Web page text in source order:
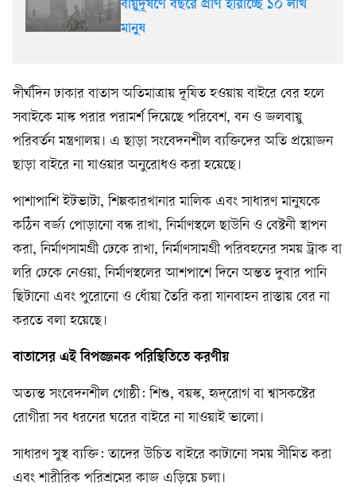
বায়ুদূষণে বছরে প্রাণ হারাচ্ছে ১০ লাখ
মানুষ
দীর্ঘদিন ঢাকার বাতাস অতিমাত্রায় দূষিত হওয়ায় বাইরে বের হলে
সবাইকে মাস্ক পরার পরামর্শ দিয়েছে পরিবেশ, বন ও জলবায়ু
পরিবর্তন মন্ত্রণালয়। এ ছাড়া সংবেদনশীল ব্যক্তিদের অতি প্রয়োজন
ছাড়া বাইরে না যাওয়ার অনুরোধও করা হয়েছে।
পাশাপাশি ইটভাটা, শিল্পকারখানার মালিক এবং সাধারণ মানুষকে
কঠিন বর্জ্য পোড়ানো বন্ধ রাখা, নির্মাণস্থলে ছাউনি ও বেষ্টনী স্থাপন
করা, নির্মাণসামগ্রী ঢেকে রাখা, নির্মাণসামগ্রী পরিবহনের সময় ট্রাক বা
লরি ঢেকে নেওয়া, নির্মাণস্থলের আশপাশে দিনে অন্তত দুবার পানি
ছিটানো এবং পুরোনো ও ধোঁয়া তৈরি করা যানবাহন রাস্তায় বের না
করতে বলা হয়েছে।
বাতাসের এই বিপজ্জনক পরিস্থিতিতে করণীয়
অত্যন্ত সংবেদনশীল গোষ্ঠী: শিশু, বয়স্ক, হৃদ্‌রোগ বা শ্বাসকষ্টের
রোগীরা সব ধরনের ঘরের বাইরে না যাওয়াই ভালো।
সাধারণ সুস্থ ব্যক্তি: তাদের উচিত বাইরে কাটানো সময় সীমিত করা
এবং শারীরিক পরিশ্রমের কাজ এড়িয়ে চলা।